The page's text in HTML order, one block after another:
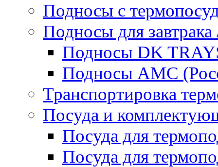
Подносы с
Подносы для завтрака
Подносы DK
Подносы AMC
Транспортировка
Посуда и
Посуда для
Посуда для